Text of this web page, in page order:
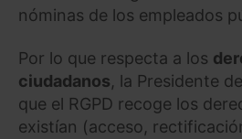
nóminas de los empleados
Por lo que respecta a los
ciudadanos, la Presidente
que el RGPD recoge los
existían (acceso,